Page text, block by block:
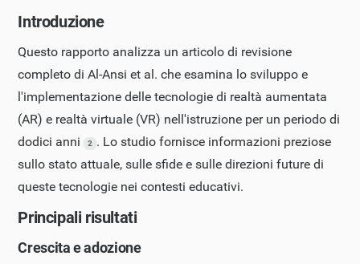
Introduzione
Questo rapporto analizza un articolo di revisione
completo di Al-Ansi et al. che esamina lo sviluppo e
l'implementazione delle tecnologie di realtà aumentata
(AR) e realtà virtuale (VR) nell'istruzione per un periodo di
dodici anni
2
. Lo studio fornisce informazioni preziose
sullo stato attuale, sulle sfide e sulle direzioni future di
queste tecnologie nei contesti educativi.
Principali risultati
Crescita e adozione